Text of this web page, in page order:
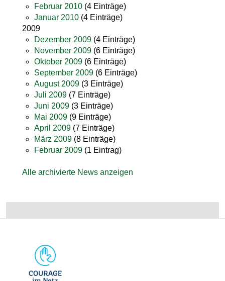
Februar 2010 (4 Einträge)
Januar 2010 (4 Einträge)
2009
Dezember 2009 (4 Einträge)
November 2009 (6 Einträge)
Oktober 2009 (6 Einträge)
September 2009 (6 Einträge)
August 2009 (3 Einträge)
Juli 2009 (7 Einträge)
Juni 2009 (3 Einträge)
Mai 2009 (9 Einträge)
April 2009 (7 Einträge)
März 2009 (8 Einträge)
Februar 2009 (1 Eintrag)
Alle archivierte News anzeigen